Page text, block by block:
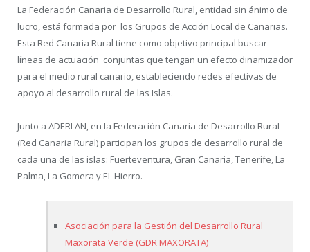
La Federación Canaria de Desarrollo Rural, entidad sin ánimo de
lucro, está formada por los Grupos de Acción Local de Canarias.
Esta Red Canaria Rural tiene como objetivo principal buscar
líneas de actuación conjuntas que tengan un efecto dinamizador
para el medio rural canario, estableciendo redes efectivas de
apoyo al desarrollo rural de las Islas.
Junto a ADERLAN, en la Federación Canaria de Desarrollo Rural
(Red Canaria Rural) participan los grupos de desarrollo rural de
cada una de las islas: Fuerteventura, Gran Canaria, Tenerife, La
Palma, La Gomera y EL Hierro.
Asociación para la Gestión del Desarrollo Rural
Maxorata Verde (GDR MAXORATA)